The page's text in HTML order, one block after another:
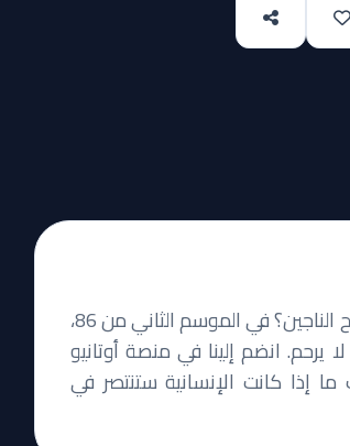
هل يمكن للحروب أن تنتهي حقاً عندما تظل جروح الماضي تنزف في أرواح الناجين؟ في الموسم الثاني من 86،
انضم إلينا في منصة أوتانيو
إذا كانت الإنسانية ستنتصر في